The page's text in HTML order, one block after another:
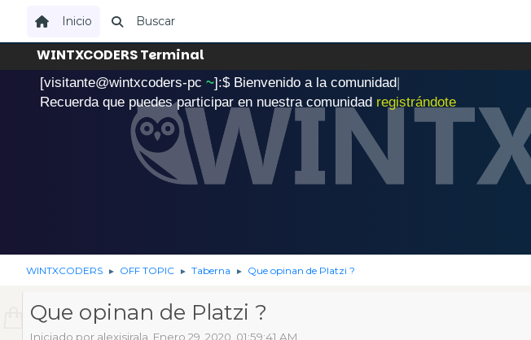
Inicio Buscar
WINTXCODERS Terminal
[visitante@wintxcoders-pc ~]:$ .Bienvenido a la comunidad|
Recuerda que puedes participar en nuestra comunidad registrándote
WINTXCODERS ► OFF TOPIC ► Taberna ► Que opinan de Platzi ?
Que opinan de Platzi ?
Iniciado por alexisirala, Enero 29, 2020, 01:59:41 AM